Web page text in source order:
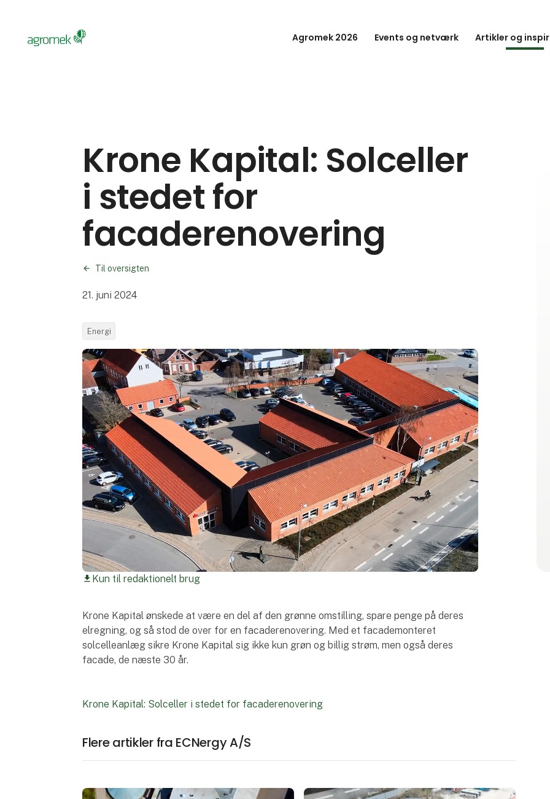
Agromek 2026 Events og netværk Artikler og
Krone Kapital: Solceller
i stedet for
facaderenovering
Til oversigten
21. juni 2024
Energi
download Kun til redaktionelt brug
Krone Kapital ønskede at være en del af den grønne omstilling, spare penge på deres
elregning, og så stod de over for en facaderenovering. Med et facademonteret
solcelleanlæg sikre Krone Kapital sig ikke kun grøn og billig strøm, men også deres
facade, de næste 30 år.
Krone Kapital: Solceller i stedet for facaderenovering
Flere artikler fra ECNergy A/S